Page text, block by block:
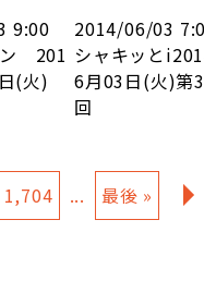
9:00
ン 201
(火)
2014/06/03
シャキッと
6月03日(火)第
回
1,704 ... »
最後 »